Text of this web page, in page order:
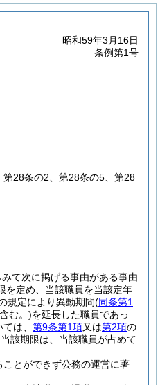
昭和59年3月16日
条例第1号
28条の2、第28条の5、第28
て次に掲げる事由がある事由
を定め、当該職員を当該定年
規定により異動期間(同条第1
む。)を延長した職員であっ
は、 第9条第1項又は第2項の
該期限は、当該職員が占めて
とができず公務の運営に著